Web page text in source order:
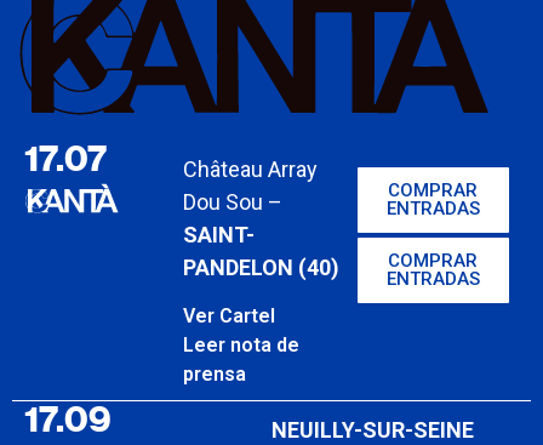
17.07
Château Array
Dou Sou –
SAINT-
PANDELON (40)
Ver Cartel
Leer nota de
prensa
COMPRAR
ENTRADAS
COMPRAR
ENTRADAS
17.09
NEUILLY-SUR-SEINE